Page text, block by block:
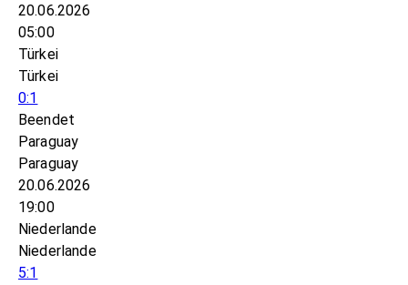
20.06.2026
05:00
Türkei
Türkei
0:1
Beendet
Paraguay
Paraguay
20.06.2026
19:00
Niederlande
Niederlande
5:1